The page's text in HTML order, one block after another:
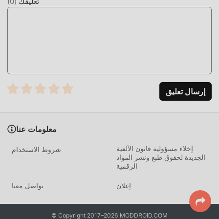
إرسال تعليق
معلومات عنا
شروط الاستخدام
إخلاء مسؤولية قانون الألفية
الجديدة لحقوق طبع ونشر المواد
الرقمية
تواصل معنا إعلان
© Copyright 2017–2026 MODDROID.COM